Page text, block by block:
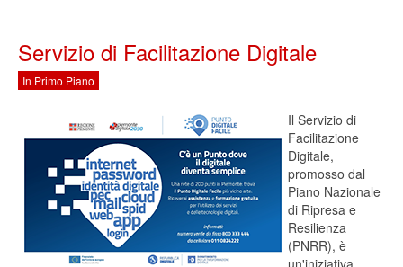
Servizio di Facilitazione Digitale
In Primo Piano
Il Servizio di
Facilitazione
Digitale,
promosso dal
Piano Nazionale
di Ripresa e
Resilienza
(PNRR), è